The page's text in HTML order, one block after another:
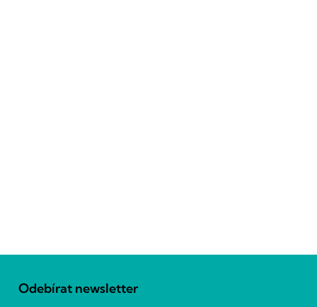
Odebírat newsletter